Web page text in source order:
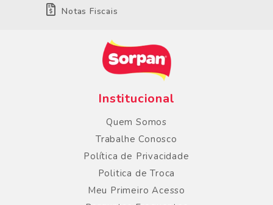
Notas Fiscais
Institucional
Quem Somos
Trabalhe Conosco
Política de Privacidade
Politica de Troca
Meu Primeiro Acesso